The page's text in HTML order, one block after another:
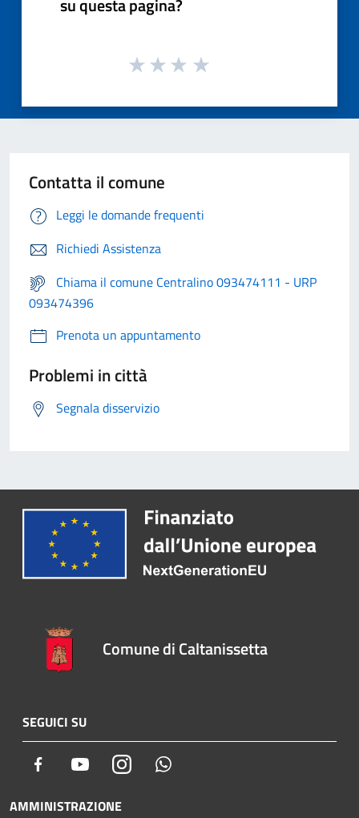
su questa pagina?
Contatta il comune
Leggi le domande frequenti
Richiedi Assistenza
Chiama il comune Centralino 093474111 - URP
093474396
Prenota un appuntamento
Problemi in città
Segnala disservizio
Comune di Caltanissetta
SEGUICI SU
Facebook YoutubeInstagram
AMMINISTRAZIONE